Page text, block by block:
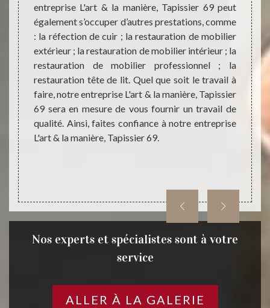
L'art
bon
prix.
;
69
et
à
& la
entreprise L'art & la manière, Tapissier 69 peut
également s’occuper d’autres prestations, comme
: la réfection de cuir ; la restauration de mobilier
extérieur ; la restauration de mobilier intérieur ; la
restauration de mobilier professionnel ; la
restauration tête de lit. Quel que soit le travail à
faire, notre entreprise L'art & la manière, Tapissier
69 sera en mesure de vous fournir un travail de
qualité. Ainsi, faites confiance à notre entreprise
L'art & la manière, Tapissier 69.
le
est
qui
Nos experts et spécialistes sont à votre
service
ALLER À LA GALERIE